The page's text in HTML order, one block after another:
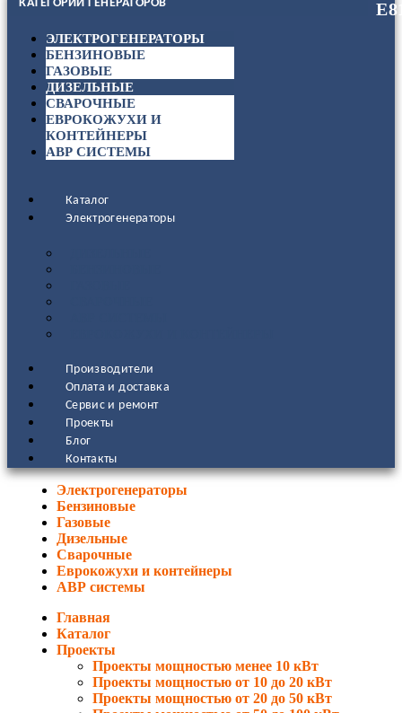
КАТЕГОРИИ ГЕНЕРАТОРОВ
ЭЛЕКТРОГЕНЕРАТОРЫ
БЕНЗИНОВЫЕ
ГАЗОВЫЕ
ДИЗЕЛЬНЫЕ
СВАРОЧНЫЕ
ЕВРОКОЖУХИ И
КОНТЕЙНЕРЫ
АВР СИСТЕМЫ
Каталог
Электрогенераторы
Производители
Оплата и доставка
Сервис и ремонт
Проекты
Блог
Контакты
Электрогенераторы
Бензиновые
Газовые
Дизельные
Сварочные
Еврокожухи и контейнеры
АВР системы
Главная
Каталог
Проекты
Проекты мощностью менее 10 кВт
Проекты мощностью от 10 до 20 кВт
Проекты мощностью от 20 до 50 кВт